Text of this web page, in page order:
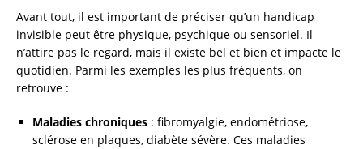
Avant tout, il est important de préciser qu’un handicap
invisible peut être physique, psychique ou sensoriel. Il
n’attire pas le regard, mais il existe bel et bien et impacte le
quotidien. Parmi les exemples les plus fréquents, on
retrouve :
Maladies chroniques : fibromyalgie, endométriose,
sclérose en plaques, diabète sévère. Ces maladies